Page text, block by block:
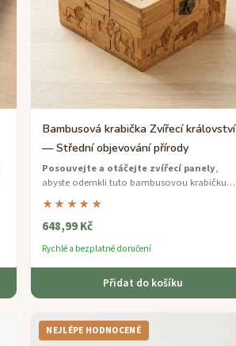
Bambusová krabička Zvířecí království
— Střední objevování přírody
Posouvejte a otáčejte zvířecí panely,
abyste odemkli tuto bambusovou krabičku
hlavolamu — středně obtížné dobrodružství v
divočině, které skrývá překvapení uvnitř.
★★★★★
648,99 Kč
Rychlé a bezplatné doručení
Přidat do košíku
NEJLÉPE HODNOCENÉ